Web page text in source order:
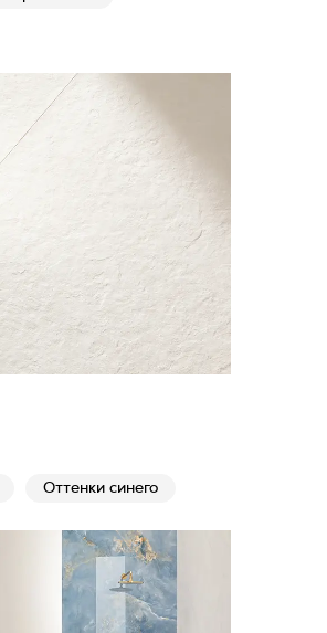
Оттенки синего